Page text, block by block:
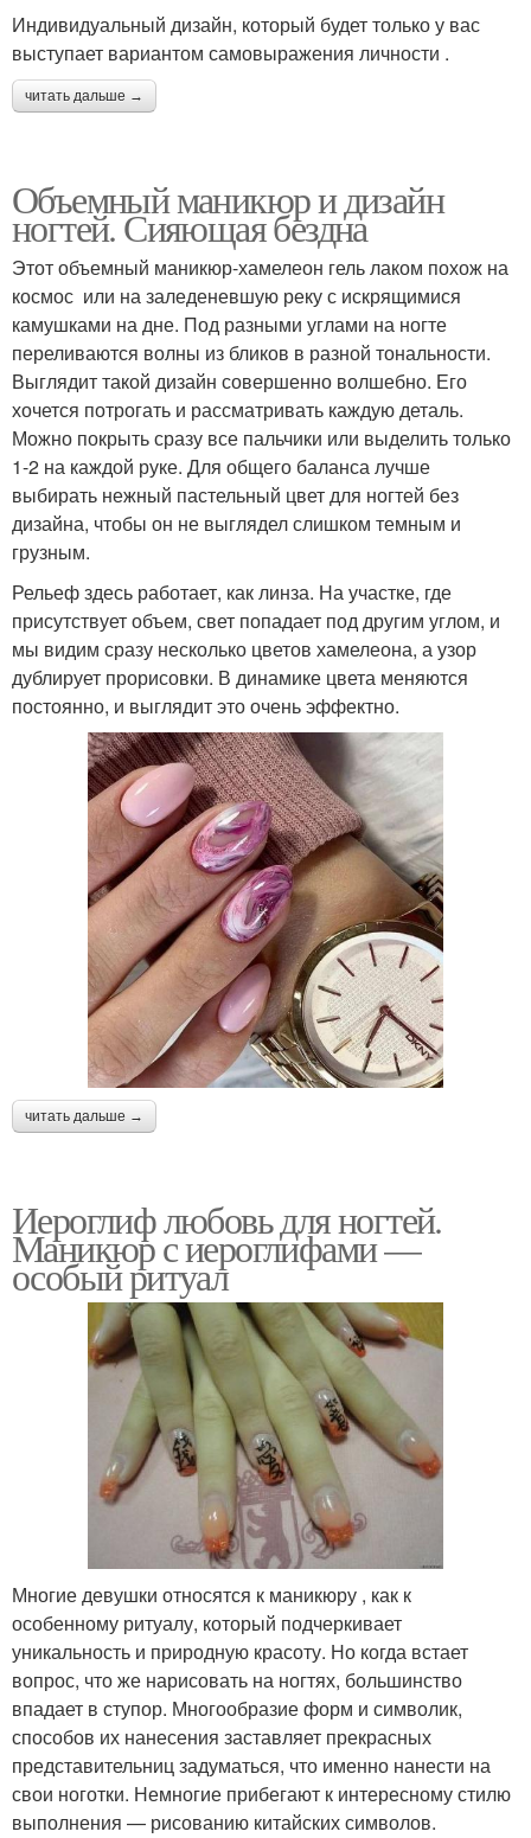
Индивидуальный дизайн, который будет только у вас
выступает вариантом самовыражения личности .
читать дальше →
Объемный маникюр и дизайн
ногтей. Сияющая бездна
Этот объемный маникюр-хамелеон гель лаком похож на
космос или на заледеневшую реку с искрящимися
камушками на дне. Под разными углами на ногте
переливаются волны из бликов в разной тональности.
Выглядит такой дизайн совершенно волшебно. Его
хочется потрогать и рассматривать каждую деталь.
Можно покрыть сразу все пальчики или выделить только
1-2 на каждой руке. Для общего баланса лучше
выбирать нежный пастельный цвет для ногтей без
дизайна, чтобы он не выглядел слишком темным и
грузным.
Рельеф здесь работает, как линза. На участке, где
присутствует объем, свет попадает под другим углом, и
мы видим сразу несколько цветов хамелеона, а узор
дублирует прорисовки. В динамике цвета меняются
постоянно, и выглядит это очень эффектно.
читать дальше →
Иероглиф любовь для ногтей.
Маникюр с иероглифами —
особый ритуал
Многие девушки относятся к маникюру , как к
особенному ритуалу, который подчеркивает
уникальность и природную красоту. Но когда встает
вопрос, что же нарисовать на ногтях, большинство
впадает в ступор. Многообразие форм и символик,
способов их нанесения заставляет прекрасных
представительниц задуматься, что именно нанести на
свои ноготки. Немногие прибегают к интересному стилю
выполнения — рисованию китайских символов.